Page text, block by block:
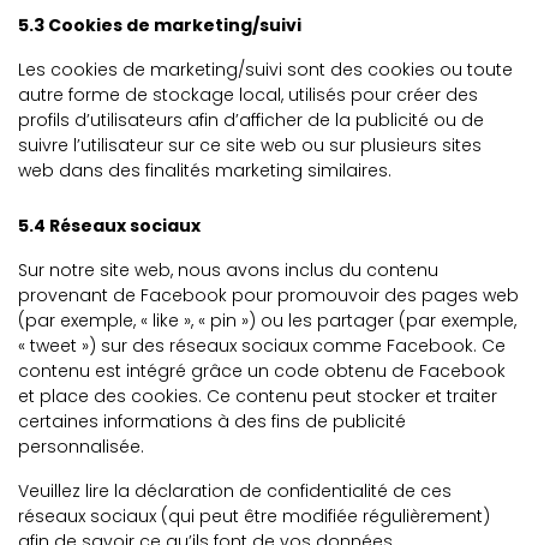
5.3 Cookies de marketing/suivi
Les cookies de marketing/suivi sont des cookies ou toute
autre forme de stockage local, utilisés pour créer des
profils d’utilisateurs afin d’afficher de la publicité ou de
suivre l’utilisateur sur ce site web ou sur plusieurs sites
web dans des finalités marketing similaires.
5.4 Réseaux sociaux
Sur notre site web, nous avons inclus du contenu
provenant de Facebook pour promouvoir des pages web
(par exemple, « like », « pin ») ou les partager (par exemple,
« tweet ») sur des réseaux sociaux comme Facebook. Ce
contenu est intégré grâce un code obtenu de Facebook
et place des cookies. Ce contenu peut stocker et traiter
certaines informations à des fins de publicité
personnalisée.
Veuillez lire la déclaration de confidentialité de ces
réseaux sociaux (qui peut être modifiée régulièrement)